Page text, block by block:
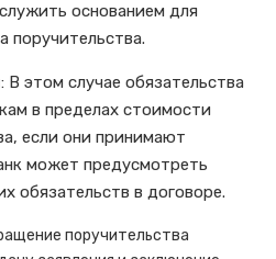
основанием для
поручительства.
: В этом случае обязательства
в пределах стоимости
если они принимают
может предусмотреть
обязательств в договоре.
поручительства